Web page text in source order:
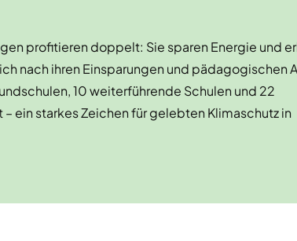
profitieren doppelt: Sie sparen Energie und
nach ihren Einsparungen und pädagogischen
10 weiterführende Schulen und 22
ein starkes Zeichen für gelebten Klimaschutz in